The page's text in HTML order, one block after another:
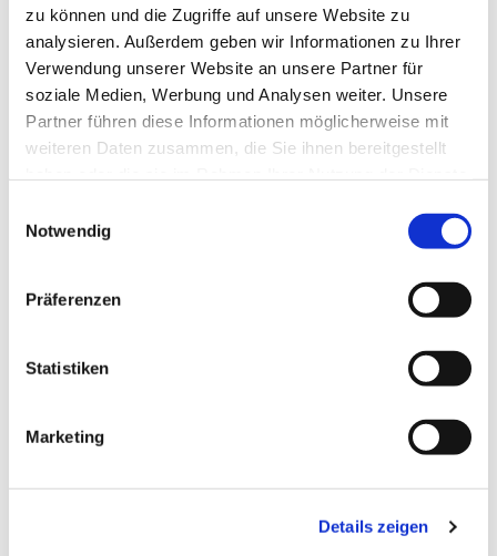
zu können und die Zugriffe auf unsere Website zu
analysieren. Außerdem geben wir Informationen zu Ihrer
Verwendung unserer Website an unsere Partner für
soziale Medien, Werbung und Analysen weiter. Unsere
Partner führen diese Informationen möglicherweise mit
weiteren Daten zusammen, die Sie ihnen bereitgestellt
Notwendig
Präferenzen
Statistiken
Marketing
Details zeigen
Dies könnte Sie auch